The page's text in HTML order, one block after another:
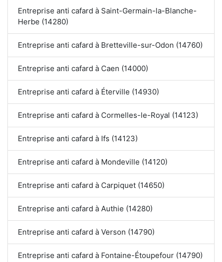
Entreprise anti cafard à Saint-Germain-la-Blanche-
Herbe (14280)
Entreprise anti cafard à Bretteville-sur-Odon (14760)
Entreprise anti cafard à Caen (14000)
Entreprise anti cafard à Éterville (14930)
Entreprise anti cafard à Cormelles-le-Royal (14123)
Entreprise anti cafard à Ifs (14123)
Entreprise anti cafard à Mondeville (14120)
Entreprise anti cafard à Carpiquet (14650)
Entreprise anti cafard à Authie (14280)
Entreprise anti cafard à Verson (14790)
Entreprise anti cafard à Fontaine-Étoupefour (14790)